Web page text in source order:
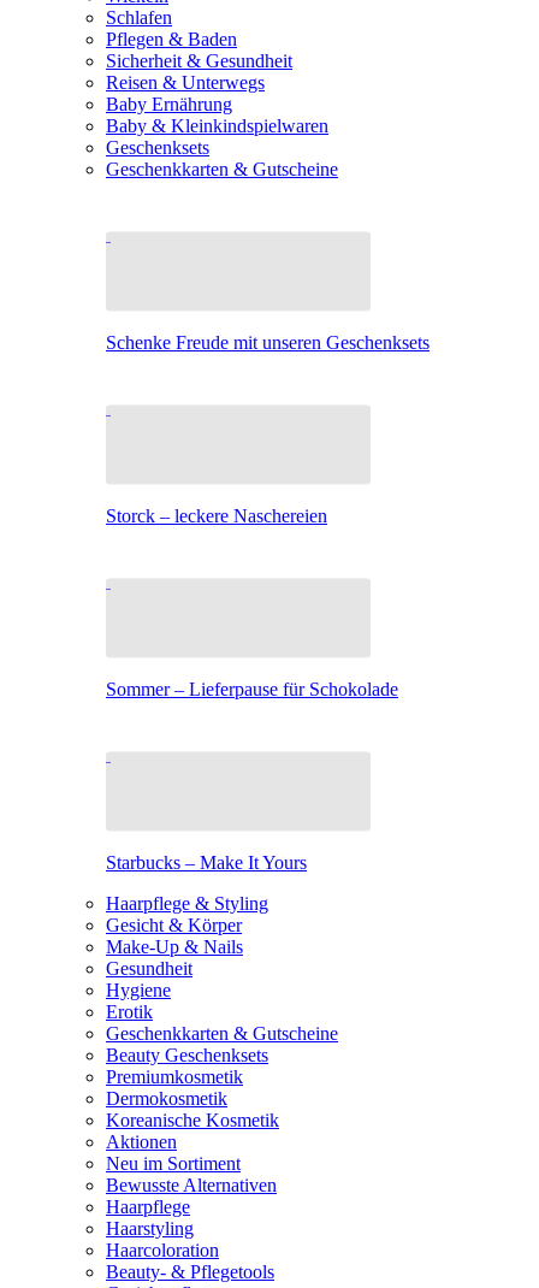
Schlafen
Pflegen & Baden
Sicherheit & Gesundheit
Reisen & Unterwegs
Baby Ernährung
Baby & Kleinkindspielwaren
Geschenksets
Geschenkkarten & Gutscheine
Schenke Freude mit unseren Geschenksets
Storck – leckere Naschereien
Sommer – Lieferpause für Schokolade
Starbucks – Make It Yours
Haarpflege & Styling
Gesicht & Körper
Make-Up & Nails
Gesundheit
Hygiene
Erotik
Geschenkkarten & Gutscheine
Beauty Geschenksets
Premiumkosmetik
Dermokosmetik
Koreanische Kosmetik
Aktionen
Neu im Sortiment
Bewusste Alternativen
Haarpflege
Haarstyling
Haarcoloration
Beauty- & Pflegetools